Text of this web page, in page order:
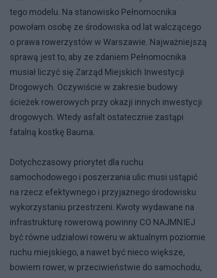
tego modelu. Na stanowisko Pełnomocnika
powołam osobę ze środowiska od lat walczącego
o prawa rowerzystów w Warszawie. Najważniejszą
sprawą jest to, aby ze zdaniem Pełnomocnika
musiał liczyć się Zarząd Miejskich Inwestycji
Drogowych. Oczywiście w zakresie budowy
ścieżek rowerowych przy okazji innych inwestycji
drogowych. Wtedy asfalt ostatecznie zastąpi
fatalną kostkę Bauma.
Dotychczasowy priorytet dla ruchu
samochodowego i poszerzania ulic musi ustąpić
na rzecz efektywnego i przyjaznego środowisku
wykorzystaniu przestrzeni. Kwoty wydawane na
infrastrukturę rowerową powinny CO NAJMNIEJ
być równe udziałowi roweru w aktualnym poziomie
ruchu miejskiego, a nawet być nieco większe,
bowiem rower, w przeciwieństwie do samochodu,